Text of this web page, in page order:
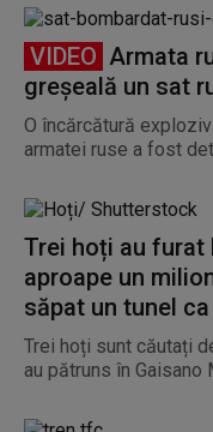
VIDEO Armata
greşeală un sat
O încărcătură
armatei ruse a fost
Trei hoți au furat
aproape un
săpat un tunel
Trei hoți sunt căutați
au pătruns în Gaisano